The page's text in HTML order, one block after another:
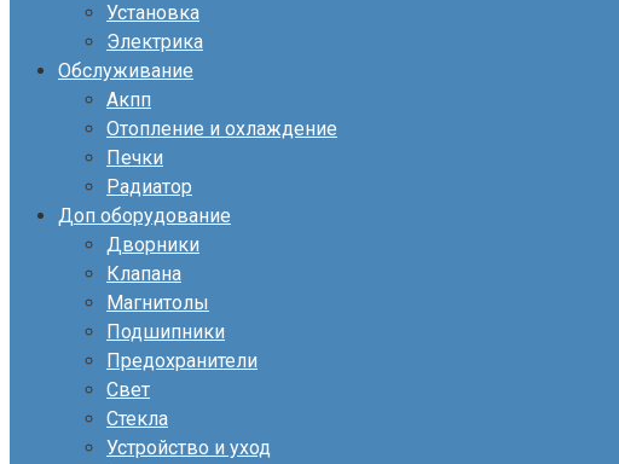
Установка
Электрика
Обслуживание
Акпп
Отопление и охлаждение
Печки
Радиатор
Доп оборудование
Дворники
Клапана
Магнитолы
Подшипники
Предохранители
Свет
Стекла
Устройство и уход